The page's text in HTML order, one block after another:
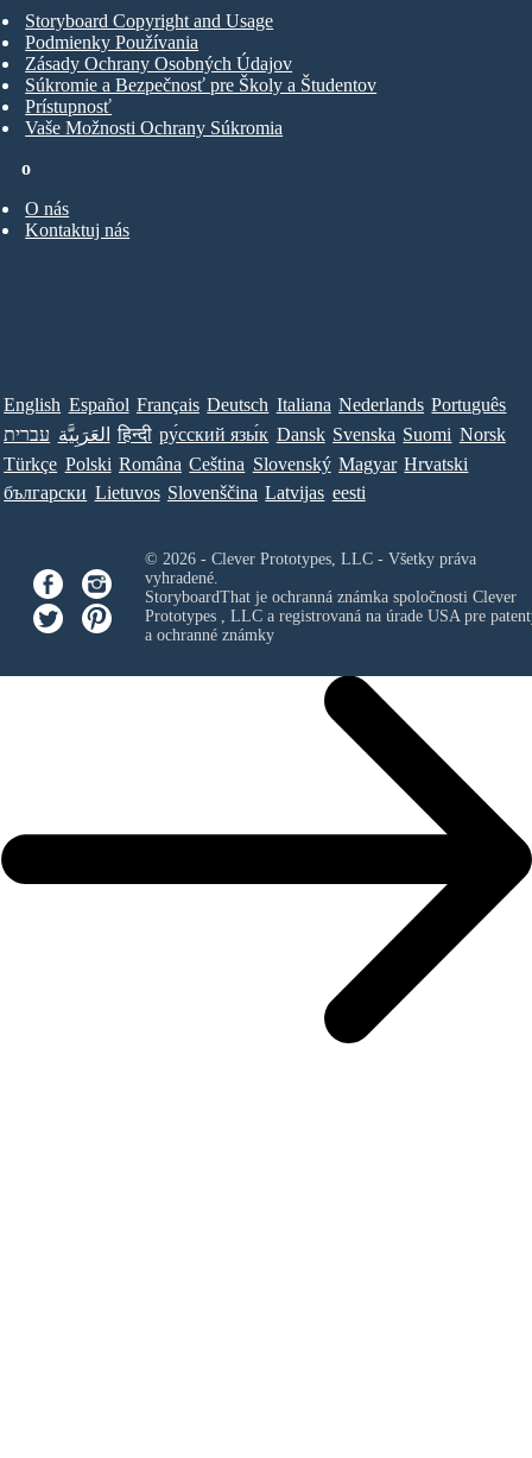
o
O nás
Kontaktuj nás
Storyboard Copyright and Usage
Podmienky Používania
Zásady Ochrany Osobných Údajov
Súkromie a Bezpečnosť pre Školy a Študentov
Prístupnosť
Vaše Možnosti Ochrany Súkromia
English Español Français Deutsch Italiana Nederlands Português
עברית العَرَبِيَّة हिन्दी ру́сский язы́к Dansk Svenska Suomi Norsk
Türkçe Polski Româna Ceština Slovenský Magyar Hrvatski
български Lietuvos Slovenščina Latvijas eesti
© 2026 - Clever Prototypes, LLC - Všetky práva
vyhradené.
StoryboardThat je ochranná známka spoločnosti Clever
Prototypes , LLCa registrovaná na úrade USA pre
a ochranné známky